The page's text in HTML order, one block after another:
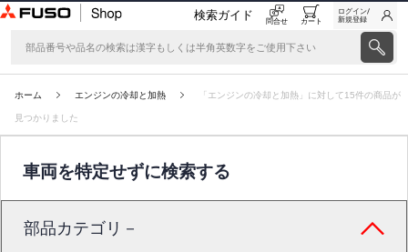
検索ガイド 問合せ カート
ログイン/
新規登録
ホーム エンジンの冷却と加熱 「エンジンの冷却と加熱」に対して15件の商品が
見つかりました
車両を特定せずに検索する
部品カテゴリ－